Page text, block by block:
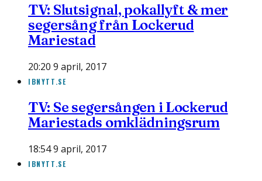
TV: Slutsignal, pokallyft & mer
segersång från Lockerud
Mariestad
20:20 9 april, 2017
IBNYTT.SE
TV: Se segersången i Lockerud
Mariestads omklädningsrum
18:54 9 april, 2017
IBNYTT.SE